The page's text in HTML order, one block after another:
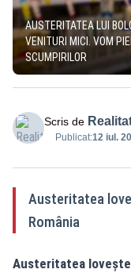
AUSTERITATEA LUI
VENITURI MICI. VOM
SCUMPIRILOR
Scris de
Publicat:12 iul.
Austeritatea
România
Austeritatea